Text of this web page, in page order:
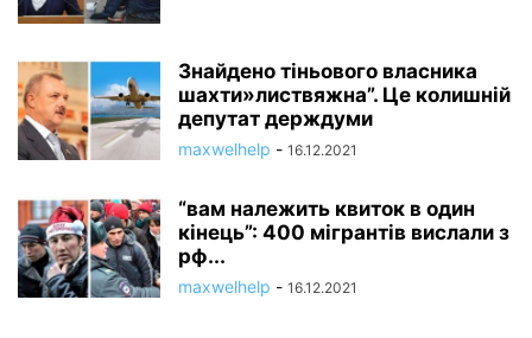
Знайдено тіньового власника
шахти»листвяжна”. Це колишній
депутат держдуми
maxwelhelp - 16.12.2021
“вам належить квиток в один
кінець”: 400 мігрантів вислали з
рф...
maxwelhelp - 16.12.2021